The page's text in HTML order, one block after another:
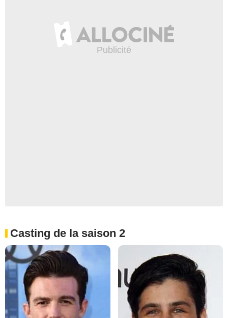
Casting de la saison 2